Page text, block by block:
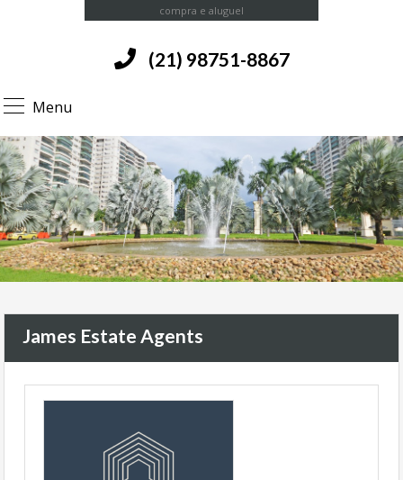
compra e aluguel
Menu
(21) 98751-8867
James Estate Agents